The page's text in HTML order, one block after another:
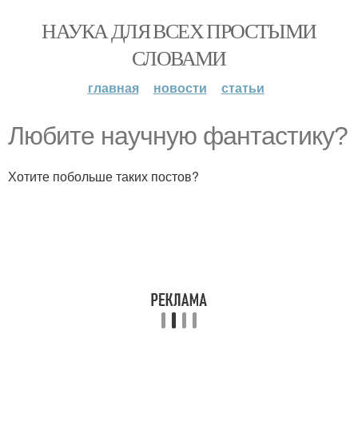
НАУКА ДЛЯ ВСЕХ ПРОСТЫМИ
СЛОВАМИ
главная новости статьи
Любите научную фантастику?
Хотите побольше таких постов?